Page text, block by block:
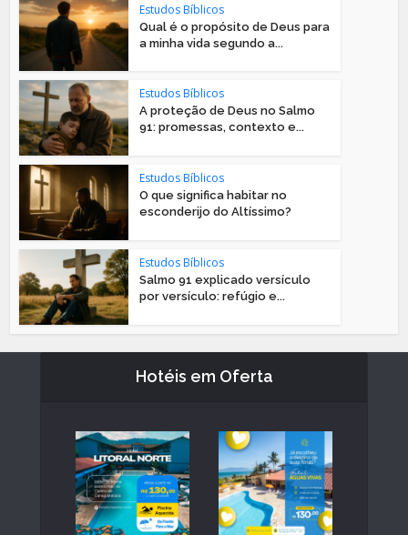
Estudos Bíblicos
Qual é o propósito de Deus para
a minha vida segundo a...
Estudos Bíblicos
A proteção de Deus no Salmo
91: promessas, contexto e...
Estudos Bíblicos
O que significa habitar no
esconderijo do Altíssimo?
Estudos Bíblicos
Salmo 91 explicado versículo
por versículo: refúgio e...
Hotéis em Oferta